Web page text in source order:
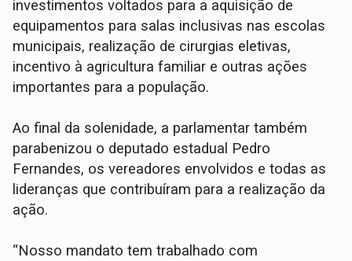
investimentos voltados para a aquisição de
equipamentos para salas inclusivas nas escolas
municipais, realização de cirurgias eletivas,
incentivo à agricultura familiar e outras ações
importantes para a população.
Ao final da solenidade, a parlamentar também
parabenizou o deputado estadual Pedro
Fernandes, os vereadores envolvidos e todas as
lideranças que contribuíram para a realização da
ação.
“Nosso mandato tem trabalhado com